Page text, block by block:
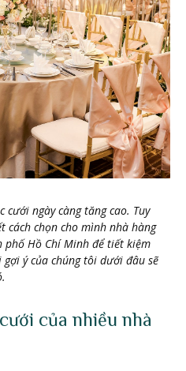
cưới ngày càng tăng cao. Tuy
cách chọn cho mình nhà hàng
Hồ Chí Minh để tiết kiệm
ý của chúng tôi dưới đâu sẽ
của nhiều nhà